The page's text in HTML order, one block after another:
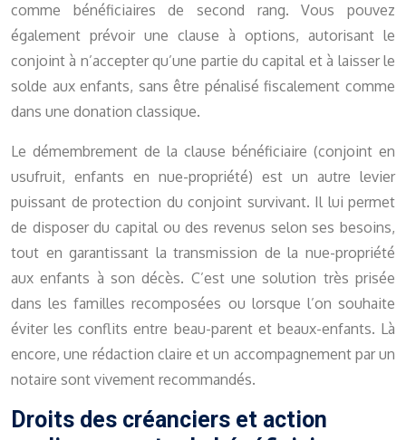
comme bénéficiaires de second rang. Vous pouvez
également prévoir une clause à options, autorisant le
conjoint à n’accepter qu’une partie du capital et à laisser le
solde aux enfants, sans être pénalisé fiscalement comme
dans une donation classique.
Le démembrement de la clause bénéficiaire (conjoint en
usufruit, enfants en nue-propriété) est un autre levier
puissant de protection du conjoint survivant. Il lui permet
de disposer du capital ou des revenus selon ses besoins,
tout en garantissant la transmission de la nue-propriété
aux enfants à son décès. C’est une solution très prisée
dans les familles recomposées ou lorsque l’on souhaite
éviter les conflits entre beau-parent et beaux-enfants. Là
encore, une rédaction claire et un accompagnement par un
notaire sont vivement recommandés.
Droits des créanciers et action